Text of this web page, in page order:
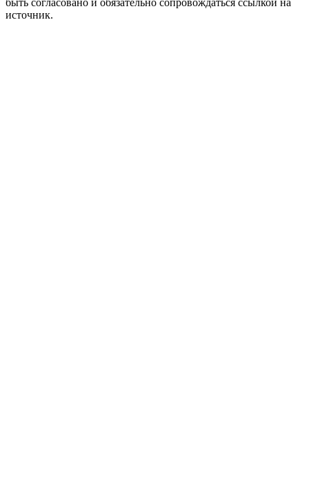
источник.